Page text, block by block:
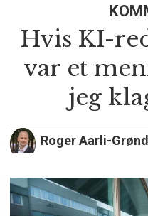
Hvis KI-
var et
jeg
Roger Aarli-